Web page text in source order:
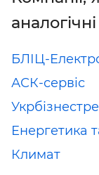
БЛІЦ-
АСК-сервiс
Енергетика
Климат